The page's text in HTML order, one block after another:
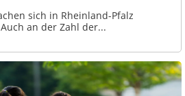
sich in Rheinland-Pfalz
an der Zahl der...